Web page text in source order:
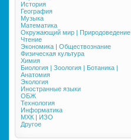
История
География
Музыка
Математика
Окружающий мир | Природоведение
Чтение
Экономика | Обществознание
Физическая культура
Химия
Биология | Зоология | Ботаника |
Анатомия
Экология
Иностранные языки
ОБЖ
Технология
Информатика
МХК | ИЗО
Другое